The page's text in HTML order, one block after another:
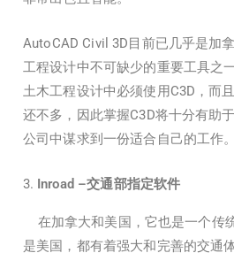
AutoCAD Civil 3D目前已几乎是加
工程设计中不可缺少的重要工具之
土木工程设计中必须使用C3D，而
还不多，因此掌握C3D将十分有助
公司中谋求到一份适合自己的工作。
Inroad –交通部指定软件
在加拿大和美国，它也是一个传
是美国，都有着强大和完善的交通